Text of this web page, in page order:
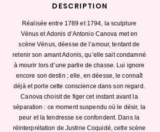
DESCRIPTION
Réalisée entre 1789 et 1794, la sculpture
Vénus et Adonis d’Antonio Canova met en
scène Vénus, déesse de l’amour, tentant de
retenir son amant Adonis, qu’elle sait condamné
à mourir lors d’une partie de chasse. Lui ignore
encore son destin ; elle, en déesse, le connaît
déjà et porte cette conscience dans son regard.
Canova choisit de figer cet instant avant la
séparation : ce moment suspendu où le désir, la
peur et la tendresse se confondent. Dans la
réinterprétation de Justine Coquidé, cette scène